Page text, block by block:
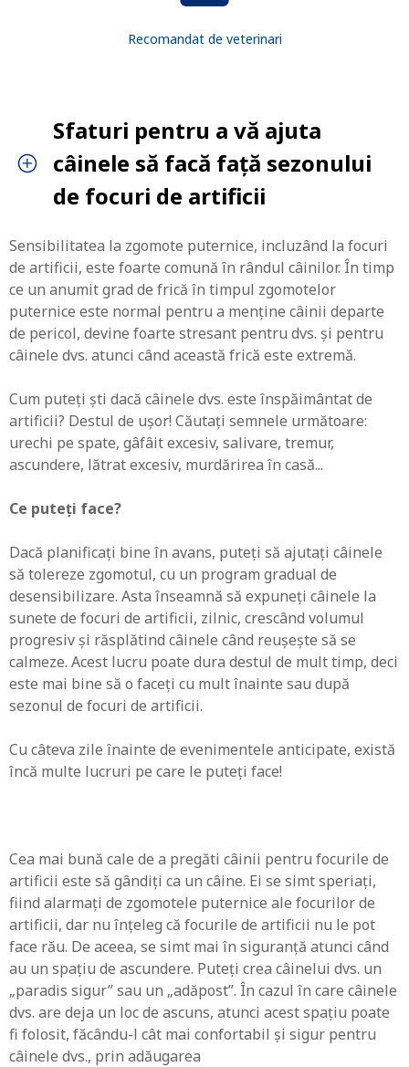
Recomandat de veterinari
Sfaturi pentru a vă ajuta
câinele să facă față sezonului
de focuri de artificii
Sensibilitatea la zgomote puternice, incluzând la focuri
de artificii, este foarte comună în rândul câinilor. În timp
ce un anumit grad de frică în timpul zgomotelor
puternice este normal pentru a menține câinii departe
de pericol, devine foarte stresant pentru dvs. și pentru
câinele dvs. atunci când această frică este extremă.
Cum puteți ști dacă câinele dvs. este înspăimântat de
artificii? Destul de ușor! Căutați semnele următoare:
urechi pe spate, gâfâit excesiv, salivare, tremur,
ascundere, lătrat excesiv, murdărirea în casă...
Ce puteți face?
Dacă planificați bine în avans, puteți să ajutați câinele
să tolereze zgomotul, cu un program gradual de
desensibilizare. Asta înseamnă să expuneți câinele la
sunete de focuri de artificii, zilnic, crescând volumul
progresiv și răsplătind câinele când reușește să se
calmeze. Acest lucru poate dura destul de mult timp, deci
este mai bine să o faceți cu mult înainte sau după
sezonul de focuri de artificii.
Cu câteva zile înainte de evenimentele anticipate, există
încă multe lucruri pe care le puteți face!
Cea mai bună cale de a pregăti câinii pentru focurile de
artificii este să gândiți ca un câine. Ei se simt speriați,
fiind alarmați de zgomotele puternice ale focurilor de
artificii, dar nu înțeleg că focurile de artificii nu le pot
face rău. De aceea, se simt mai în siguranță atunci când
au un spațiu de ascundere. Puteți crea câinelui dvs. un
„paradis sigur” sau un „adăpost”. În cazul în care câinele
dvs. are deja un loc de ascuns, atunci acest spațiu poate
fi folosit, făcându-l cât mai confortabil și sigur pentru
câinele dvs., prin adăugarea